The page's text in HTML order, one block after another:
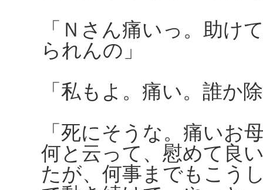
「Ｎさん痛いっ。助け
られんの」
「私もよ。痛い。誰か
「死にそうな。痛いお
何と云って、慰めて良
たが、何事までもこう